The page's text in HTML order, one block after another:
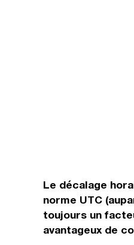
Le décalage
norme UTC
toujours un
avantageux de